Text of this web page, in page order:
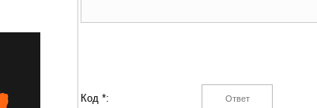
Код *: